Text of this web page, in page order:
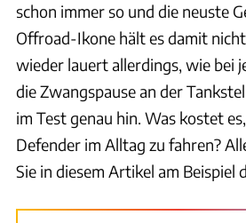
schon immer so und die neuste
Offroad-Ikone hält es damit
wieder lauert allerdings, wie bei
die Zwangspause an der
im Test genau hin. Was kostet
Defender im Alltag zu fahren?
Sie in diesem Artikel am Beispiel